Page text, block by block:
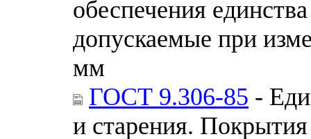
обеспечения
допускаемые при
мм
ГОСТ 9.306-85 -
и старения.